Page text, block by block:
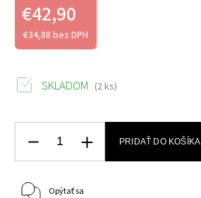
€42,90
€34,88 bez DPH
SKLADOM (2 ks)
PRIDAŤ DO KOŠÍKA
Opýtať sa